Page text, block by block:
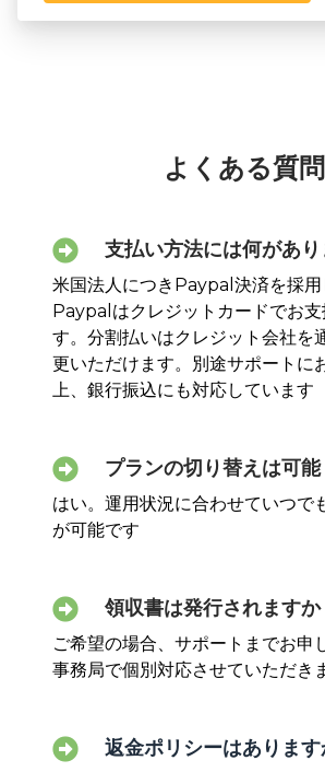
よくある質問
支払い方法には何があり
米国法人につきPaypal決済を採用
Paypalはクレジットカードでお支
す。分割払いはクレジット会社を
更いただけます。別途サポートに
上、銀行振込にも対応しています
プランの切り替えは可能
はい。運用状況に合わせていつで
が可能です
領収書は発行されますか
ご希望の場合、サポートまでお申
事務局で個別対応させていただき
返金ポリシーはあります